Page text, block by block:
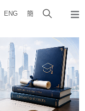
ENG 簡
搜
尋
介
面
彈
主
選
單